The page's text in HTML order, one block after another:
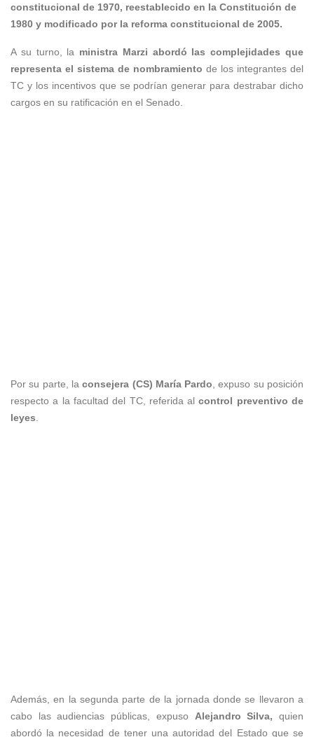
constitucional de 1970, reestablecido en la Constitución de
1980 y modificado por la reforma constitucional de 2005.
A su turno, la ministra Marzi abordó las complejidades que
representa el sistema de nombramiento de los integrantes del
TC y los incentivos que se podrían generar para destrabar dicho
cargos en su ratificación en el Senado.
Por su parte, laconsejera (CS) María Pardo, expuso su posición
respecto a la facultad del TC, referida alcontrol preventivo de
leyes.
Además, en la segunda parte de la jornada donde se llevaron a
cabo las audiencias públicas, expuso Alejandro Silva, quien
abordó la necesidad de tener una autoridad del Estado que se